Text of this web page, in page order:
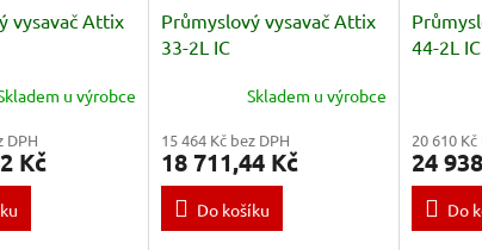
vysavač Attix
u výrobce
DPH
Kč
Průmyslový vysavač Attix
33-2L IC
Skladem u výrobce
15 464 Kč bez DPH
18 711,44 Kč
Do košíku
44-2L
20 610
24
Do